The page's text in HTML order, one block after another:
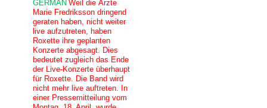
GERMAN Weil die Ärzte
Marie Fredriksson dringend
geraten haben, nicht weiter
live aufzutreten, haben
Roxette ihre geplanten
Konzerte abgesagt. Dies
bedeutet zugleich das Ende
der Live-Konzerte überhaupt
für Roxette. Die Band wird
nicht mehr live auftreten. In
einer Pressemitteilung vom